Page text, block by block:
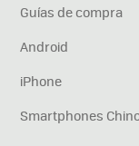
Guías de compra
Android
iPhone
Smartphones